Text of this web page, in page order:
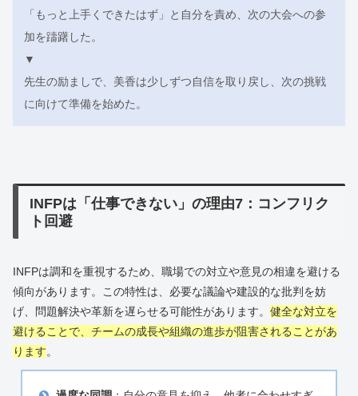
「もっと上手くできたはず」と自分を責め、次の大会への参
加を躊躇した。
▼
先生の励ましで、美香は少しずつ自信を取り戻し、次の挑戦
に向けて準備を始めた。
INFPは「仕事できない」の理由7：コンフリク
ト回避
INFPは調和を重視するため、職場での対立や意見の相違を避ける
傾向があります。この特性は、必要な議論や建設的な批判を妨
げ、問題解決や革新を遅らせる可能性があります。 健全な対立を
避けることで、チームの成長や組織の進歩が阻害されることがあ
ります。